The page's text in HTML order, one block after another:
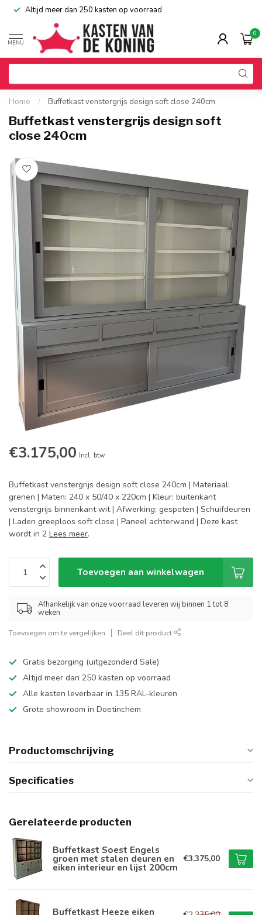
Altijd meer dan 250 kasten op voorraad
MENU
0
Home / Buffetkast venstergrijs design soft close 240cm
Buffetkast venstergrijs design soft
close 240cm
€3.175,00 Incl. btw
Buffetkast venstergrijs design soft close 240cm | Materiaal:
grenen | Maten: 240 x 50/40 x 220cm | Kleur: buitenkant
venstergrijs binnenkant wit | Afwerking: gespoten | Schuifdeuren
| Laden greeploos soft close | Paneel achterwand | Deze kast
wordt in 2 Lees meer.
Toevoegen aan winkelwagen
Afhankelijk van onze voorraad leveren wij binnen 1 tot 8
weken
Toevoegen om te vergelijken Deel dit product
Gratis bezorging (uitgezonderd Sale)
Altijd meer dan 250 kasten op voorraad
Alle kasten leverbaar in 135 RAL-kleuren
Grote showroom in Doetinchem
Productomschrijving
Specificaties
Gerelateerde producten
Buffetkast Soest Engels
groen met stalen deuren en
eiken interieur en lijst 200cm
€3.375,00
Buffetkast Heeze eiken